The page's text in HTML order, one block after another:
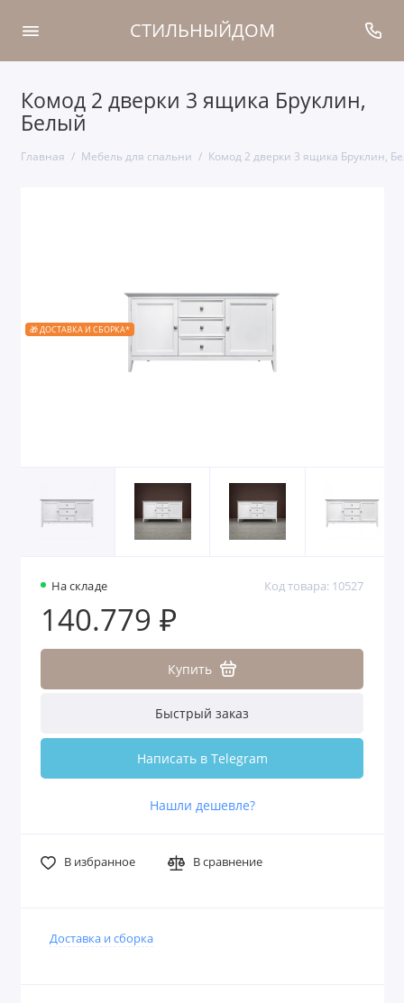
СТИЛЬНЫЙДОМ
Комод 2 дверки 3 ящика Бруклин,
Белый
Главная Мебель для спальни Комод 2 дверки 3 ящика Бруклин,
🎁 ДОСТАВКА И СБОРКА*
На складе Код товара: 10527
140.779 ₽
Купить
Быстрый заказ
Написать в Telegram
Нашли дешевле?
В избранное В сравнение
Доставка и сборка